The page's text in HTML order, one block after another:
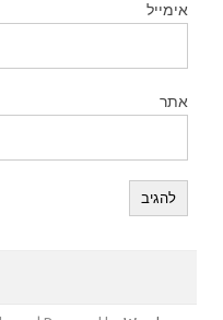
אימייל
אתר